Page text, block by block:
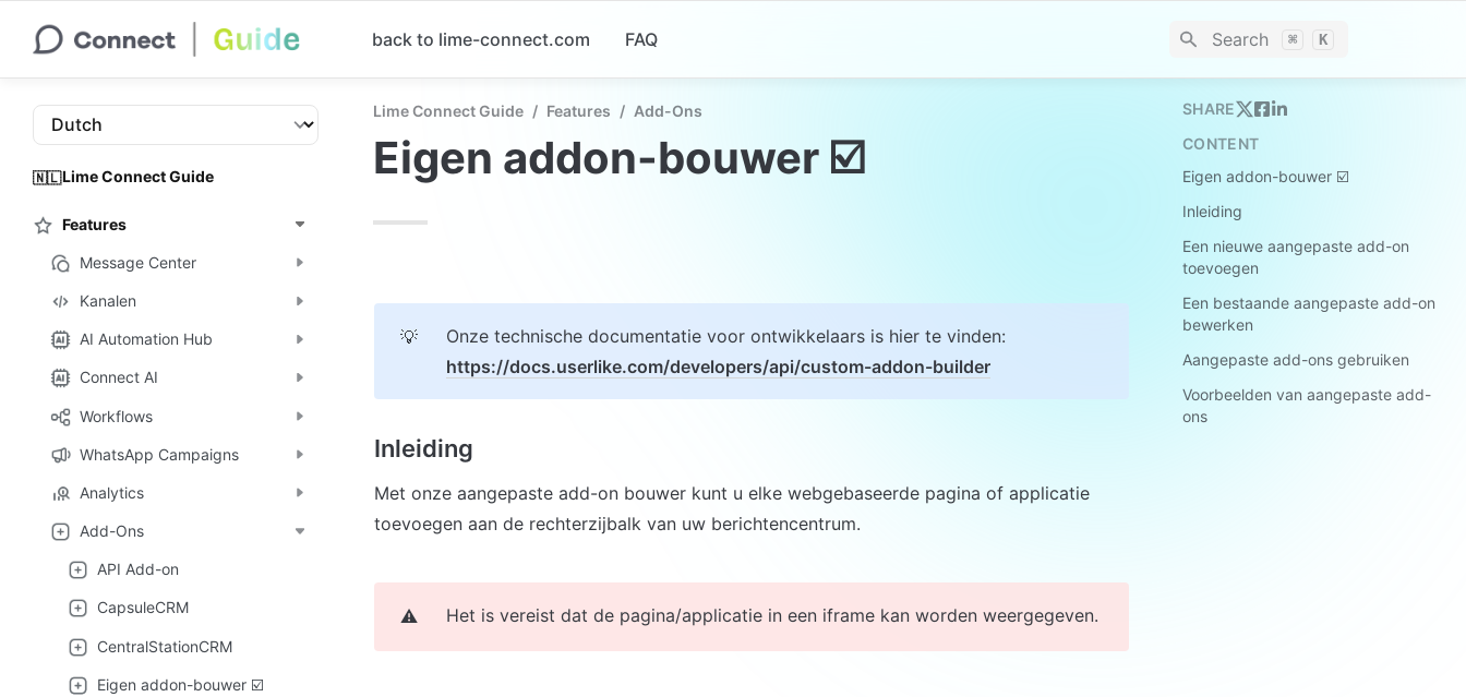
back to lime-connect.com FAQ Search ⌘ K
🇳🇱Lime Connect Guide
Features
Message Center
Kanalen
AI Automation Hub
Connect AI
Workflows
WhatsApp Campaigns
Analytics
Add-Ons
API Add-on
CapsuleCRM
CentralStationCRM
Eigen addon-bouwer ☑️
Lime Connect Guide / Features / Add-Ons
Eigen addon-bouwer ☑️
💡
https://docs.userlike.com/developers/api/custom-addon-builder
Inleiding
Met onze aangepaste add-on bouwer kunt u elke webgebaseerde pagina of applicatie
toevoegen aan de rechterzijbalk van uw berichtencentrum.
⚠️ Het is vereist dat de pagina/applicatie in een iframe kan worden weergegeven.
SHARE
CONTENT
Eigen addon-bouwer ☑️
Inleiding
Een nieuwe aangepaste add-on
toevoegen
Een bestaande aangepaste add-on
bewerken
Aangepaste add-ons gebruiken
Voorbeelden van aangepaste add-
ons